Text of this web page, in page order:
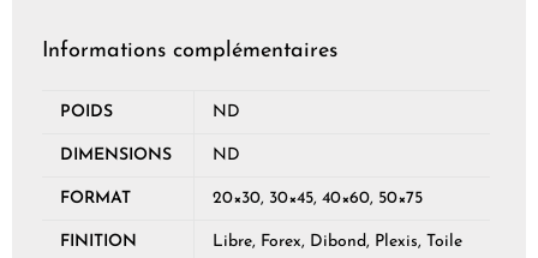
Informations complémentaires
POIDS ND
DIMENSIONS ND
FORMAT 20×30, 30×45, 40×60, 50×75
FINITION Libre, Forex, Dibond, Plexis, Toile